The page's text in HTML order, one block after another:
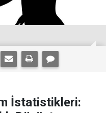
İstatistikleri: